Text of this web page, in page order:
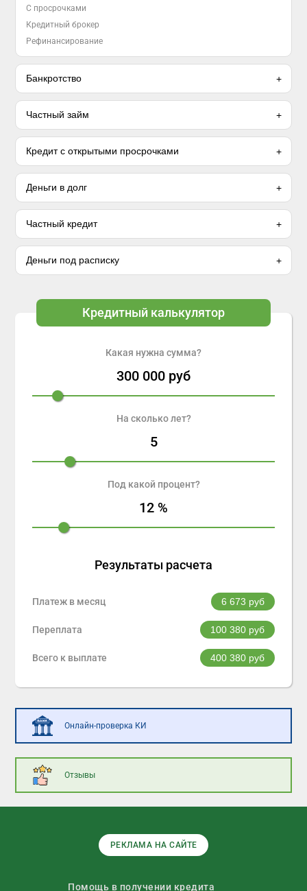
С просрочками
Кредитный брокер
Рефинансирование
Банкротство
Частный займ
Кредит с открытыми просрочками
Деньги в долг
Частный кредит
Деньги под расписку
Кредитный калькулятор
Какая нужна сумма?
300 000 руб
На сколько лет?
5
Под какой процент?
12 %
Результаты расчета
Платеж в месяц 6 673 руб
Переплата 100 380руб
Всего к выплате 400 380руб
Онлайн-проверка КИ
Отзывы
РЕКЛАМА НА САЙТЕ
Помощь в получении кредита